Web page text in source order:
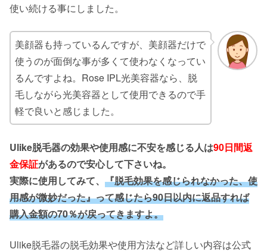
使い続ける事にしました。
美顔器も持っているんですが、美顔器だけで
使うのが面倒な事が多くて使わなくなってい
るんですよね。Rose IPL光美容器なら、脱
毛しながら光美容器として使用できるので手
軽で良いと感じました。
Ulike脱毛器の効果や使用感に不安を感じる人は90日間返
金保証があるので安心して下さいね。
実際に使用してみて、 『脱毛効果を感じられなかった、使
用感が微妙だった』って感じたら90日以内に返品すれば
購入金額の70％が戻ってきますよ。
Ulike脱毛器の脱毛効果や使用方法など詳しい内容は公式